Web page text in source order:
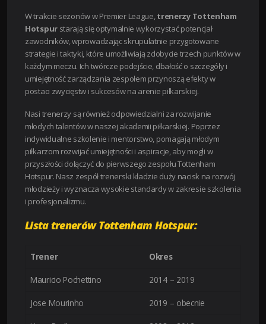
W trakcie sezonów w Premier League,trenerzy Tottenham
Hotspurstarają się optymalnie wykorzystać potencjał
zawodników, wprowadzając skrupulatnie przygotowane
strategie i taktyki, które umożliwiają zdobycie trzech punktów w
każdym meczu. Ich twórcze podejście, dbałość o szczegóły i
umiejętność zarządzania zespołem przynoszą efekty w
postaci zwycięstw i sukcesów na arenie piłkarskiej.
Nasi trenerzy są również odpowiedzialni za rozwijanie
młodych talentów w naszej akademii piłkarskiej. Poprzez
indywidualne szkolenie i mentorstwo, pomagają młodym
piłkarzom rozwijać umiejętności i aspiracje, aby mogli w
przyszłości dołączyć do pierwszego zespołu Tottenham
Hotspur. Nasz zespół trenerski kładzie duży nacisk na rozwój
młodzieży i wyznacza wysokie standardy w zakresie szkolenia
i profesjonalizmu.
Lista trenerów Tottenham Hotspur:
Trener Okres
Mauricio Pochettino 2014 – 2019
Jose Mourinho 2019 – obecnie